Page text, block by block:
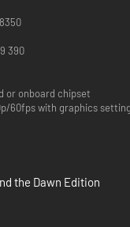
naturels
du moment de la
les rivières,
déplacez-vous de ville
le peuple !
390
or onboard chipset
the Dawn Edition